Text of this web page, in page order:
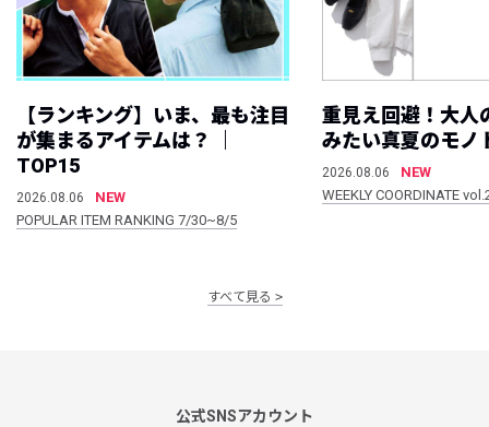
【ランキング】いま、最も注目
が集まるアイテムは？ ｜
TOP15
2026.08.06
NEW
POPULAR ITEM RANKING 7/30~8/5
重見え回避！大人
みたい真夏のモノ
2026.08.06
NEW
WEEKLY COORDINATE
すべて見る
公式SNSアカウント